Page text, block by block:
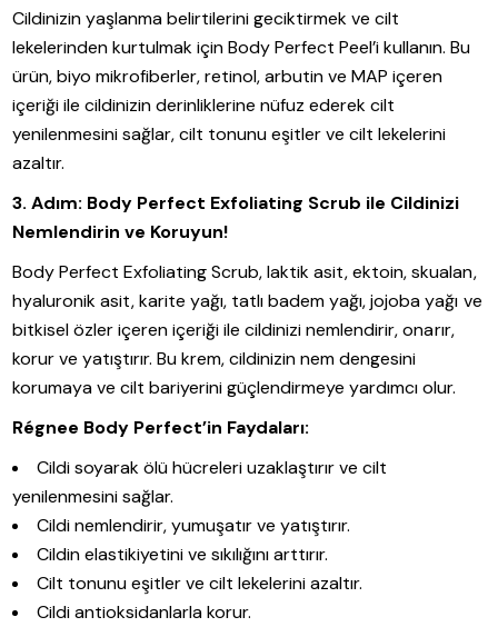
Cildinizin yaşlanma belirtilerini geciktirmek ve cilt
lekelerinden kurtulmak için Body Perfect Peel’i kullanın. Bu
ürün, biyo mikrofiberler, retinol, arbutin ve MAP içeren
içeriği ile cildinizin derinliklerine nüfuz ederek cilt
yenilenmesini sağlar, cilt tonunu eşitler ve cilt lekelerini
azaltır.
3. Adım: Body Perfect Exfoliating Scrub ile Cildinizi
Nemlendirin ve Koruyun!
Body Perfect Exfoliating Scrub, laktik asit, ektoin, skualan,
hyaluronik asit, karite yağı, tatlı badem yağı, jojoba yağı ve
bitkisel özler içeren içeriği ile cildinizi nemlendirir, onarır,
korur ve yatıştırır. Bu krem, cildinizin nem dengesini
korumaya ve cilt bariyerini güçlendirmeye yardımcı olur.
Régnee Body Perfect’in Faydaları:
Cildi soyarak ölü hücreleri uzaklaştırır ve cilt
yenilenmesini sağlar.
Cildi nemlendirir, yumuşatır ve yatıştırır.
Cildin elastikiyetini ve sıkılığını arttırır.
Cilt tonunu eşitler ve cilt lekelerini azaltır.
Cildi antioksidanlarla korur.